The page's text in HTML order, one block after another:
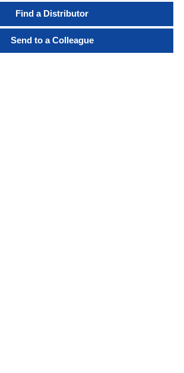
Find a Distributor
Send to a Colleague